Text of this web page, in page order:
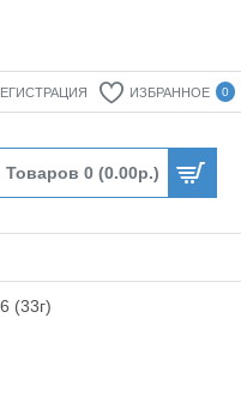
ИЗБРАННОЕ 0
Товаров 0 (0.00р.)
(33г)